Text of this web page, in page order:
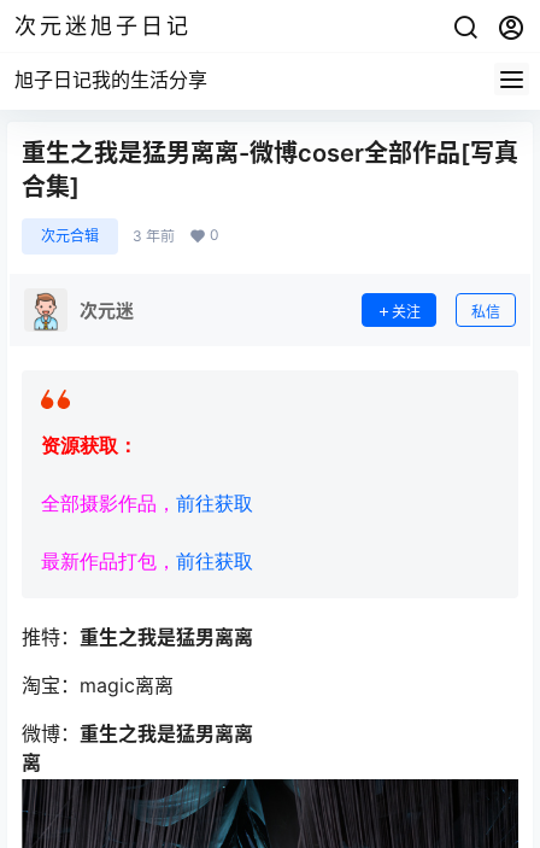
次元迷旭子日记
旭子日记我的生活分享
重生之我是猛男离离-微博coser全部作品[写真
合集]
次元合辑 3 年前 0
次元迷 关注 私信
资源获取：
全部摄影作品， 前往获取
最新作品打包， 前往获取
推特： 重生之我是猛男离离
淘宝：magic离离
微博： 重生之我是猛男离离
离